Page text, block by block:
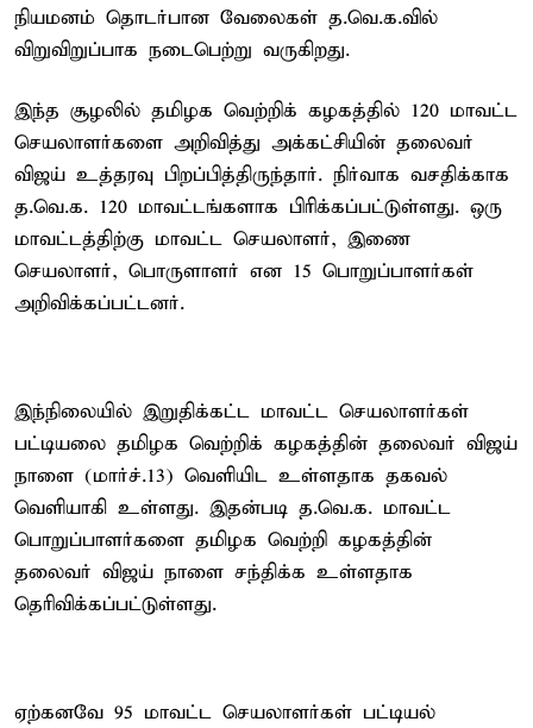
நியமனம் தொடர்பான வேலைகள் த.வெ.க.வில்
விறுவிறுப்பாக நடைபெற்று வருகிறது.
இந்த சூழலில் தமிழக வெற்றிக் கழகத்தில் 120 மாவட்ட
செயலாளர்களை அறிவித்து அக்கட்சியின் தலைவர்
விஜய் உத்தரவு பிறப்பித்திருந்தார். நிர்வாக வசதிக்காக
த.வெ.க. 120 மாவட்டங்களாக பிரிக்கப்பட்டுள்ளது. ஒரு
மாவட்டத்திற்கு மாவட்ட செயலாளர், இணை
செயலாளர், பொருளாளர் என 15 பொறுப்பாளர்கள்
அறிவிக்கப்பட்டனர்.
இந்நிலையில் இறுதிக்கட்ட மாவட்ட செயலாளர்கள்
பட்டியலை தமிழக வெற்றிக் கழகத்தின் தலைவர் விஜய்
நாளை (மார்ச்.13) வெளியிட உள்ளதாக தகவல்
வெளியாகி உள்ளது. இதன்படி த.வெ.க. மாவட்ட
பொறுப்பாளர்களை தமிழக வெற்றி கழகத்தின்
தலைவர் விஜய் நாளை சந்திக்க உள்ளதாக
தெரிவிக்கப்பட்டுள்ளது.
ஏற்கனவே 95 மாவட்ட செயலாளர்கள் பட்டியல்